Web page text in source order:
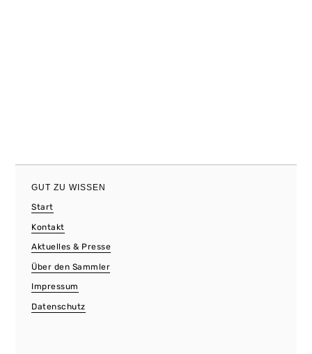
GUT ZU WISSEN
Start
Kontakt
Aktuelles & Presse
Über den Sammler
Impressum
Datenschutz